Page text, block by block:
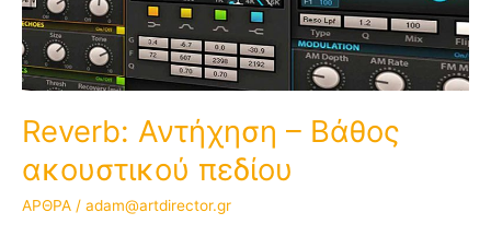
Reverb: Αντήχηση – Βάθος
ακουστικού πεδίου
ΑΡΘΡΑ / adam@artdirector.gr